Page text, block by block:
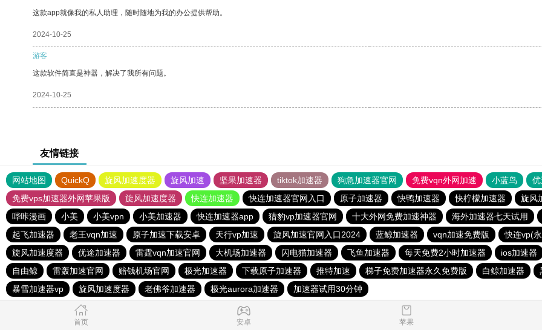
这款app就像我的私人助理，随时随地为我的办公提供帮助。
2024-10-25
游客
这款软件简直是神器，解决了我所有问题。
2024-10-25
友情链接
网站地图 QuickQ 旋风加速度器 旋风加速 坚果加速器 tiktok加速器 狗急加速器官网 免费vqn外网加速 小蓝鸟
免费vps加速器外网苹果版
旋风加速度器 快连加速器 快连加速器官网入口 原子加速器 快鸭加速器 快柠檬加速器 旋风
哔咔漫画
小美 小美vpn 小美加速器 快连加速器app 猎豹vp加速器官网 十大外网免费加速神器 海外加速器七天试用
起飞加速器
老王vqn加速 原子加速下载安卓 天行vp加速 旋风加速官网入口2024 蓝鲸加速器 vqn加速免费版 快连vp(
旋风加速度器
优途加速器 雷霆vqn加速官网 大机场加速器 闪电猫加速器 飞鱼加速器 每天免费2小时加速器 ios加速器
自由鲸
雷轰加速官网 赔钱机场官网 极光加速器 下载原子加速器 推特加速 梯子免费加速器永久免费版 白鲸加速器
暴雪加速器vp
旋风加速度器 老佛爷加速器 极光aurora加速器 加速器试用30分钟
首页 安卓 苹果